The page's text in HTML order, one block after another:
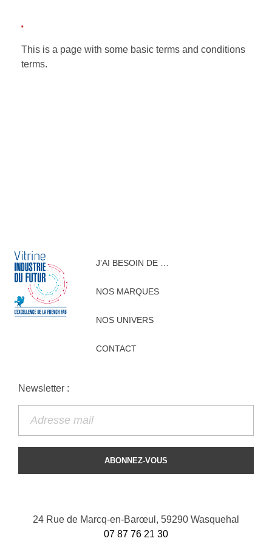
Inodesign groupThis is a page with some basic terms and conditions
terms.
J’AI BESOIN DE …
NOS MARQUES
NOS UNIVERS
CONTACT
Newsletter :
24 Rue de Marcq-en-Barœul, 59290 Wasquehal
07 87 76 21 30